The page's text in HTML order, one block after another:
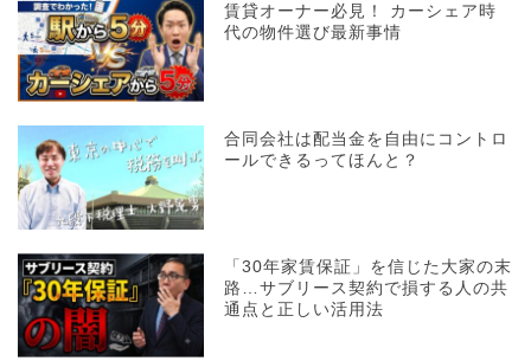
賃貸オーナー必見！ カーシェア時
代の物件選び最新事情
合同会社は配当金を自由にコントロ
ールできるってほんと？
「30年家賃保証」を信じた大家の末
路…サブリース契約で損する人の共
通点と正しい活用法